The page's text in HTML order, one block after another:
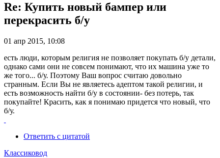
Re: Купить новый бампер или
перекрасить б/у
01 апр 2015, 10:08
есть люди, которым религия не позволяет покупать б/у детали,
однако сами они не совсем понимают, что их машина уже то
же того... б/у. Поэтому Ваш вопрос считаю довольно
странным. Если Вы не являетесь адептом такой религии, и
есть возможность найти б/у в состоянии- без потерь, так
покупайте! Красить, как я понимаю придется что новый, что
б/у.
Ответить с цитатой
Классиковод